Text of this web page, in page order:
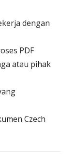
dengan
PDF
atau pihak
Czech